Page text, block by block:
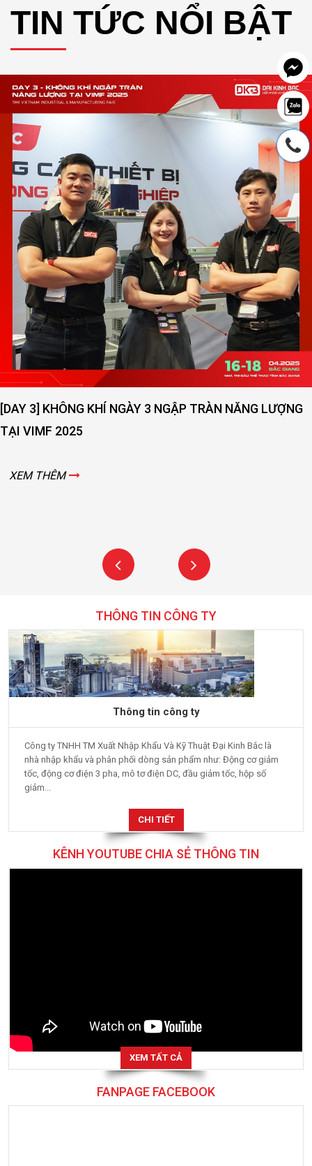
TIN TỨC NỔI BẬT
[DAY 2] SỨC NÓNG NGÀY THỨ 2 VẪN ĐANG LAN TOẢ -
THÔNG TIN CÔNG TY
Thông tin công ty
Công ty TNHH TM Xuất Nhập Khẩu Và Kỹ Thuật Đại Kinh Bắc là
nhà nhập khẩu và phân phối dòng sản phẩm như: Động cơ giảm
tốc, động cơ điện 3 pha, mô tơ điện DC, đầu giảm tốc, hộp số
CHI TIẾT
KÊNH YOUTUBE CHIA SẺ THÔNG TIN
XEM TẤT CẢ
FANPAGE FACEBOOK